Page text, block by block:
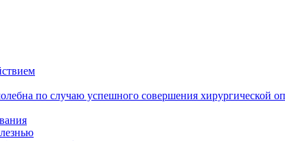
по случаю успешного совершения хирургической